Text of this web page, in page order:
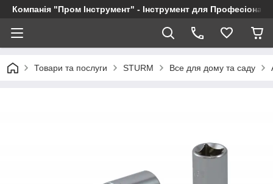
Компанія "Пром Інструмент" - Інструмент для
Товари та послуги STURM Все для дому та саду